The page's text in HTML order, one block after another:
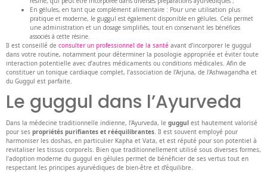
En gélules, en tant que complément alimentaire : Pour une utilisation plus
pratique et moderne, le guggul est également disponible en gélules. Cela permet
une administration et un dosage simplifiés, tout en conservant les bénéfices
associés à cette résine.
Il est conseillé de consulter un professionnel de la santé avant d’incorporer le guggul
dans votre routine, notamment pour déterminer la posologie appropriée et éviter toute
interaction potentielle avec d’autres médicaments ou conditions médicales. Afin de
constituer un tonique cardiaque complet, l’association de l’Arjuna, de l’Ashwagandha et
du Guggul est parfaite.
Le guggul dans l’Ayurveda
Dans la médecine traditionnelle indienne, l’Ayurveda, le guggul est hautement valorisé
pour ses propriétés purifiantes et rééquilibrantes . Il est souvent employé pour
harmoniser les doshas, en particulier Kapha et Vata, et est réputé pour son potentiel à
revitaliser les tissus corporels. Bien que traditionnellement utilisé sous diverses formes,
l’adoption moderne du guggul en gélules permet de bénéficier de ses vertus tout en
respectant les principes ayurvédiques de bien-être et d’équilibre.